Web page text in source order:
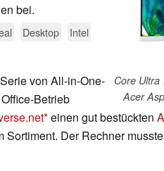
Core Ultra
Acer
bei.
Desktop
Intel
von All-in-One-
Betrieb
einen gut bestückten
Sortiment. Der Rechner